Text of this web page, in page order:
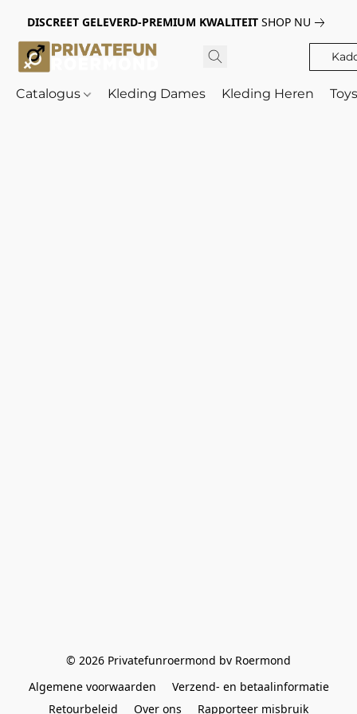
DISCREET GELEVERD-PREMIUM KWALITEIT SHOP NU
Catalogus Kleding Dames Kleding Heren
© 2026 Privatefunroermond bv Roermond
Algemene voorwaarden
Verzend- en betaalinformatie
Retourbeleid
Over ons Rapporteer misbruik